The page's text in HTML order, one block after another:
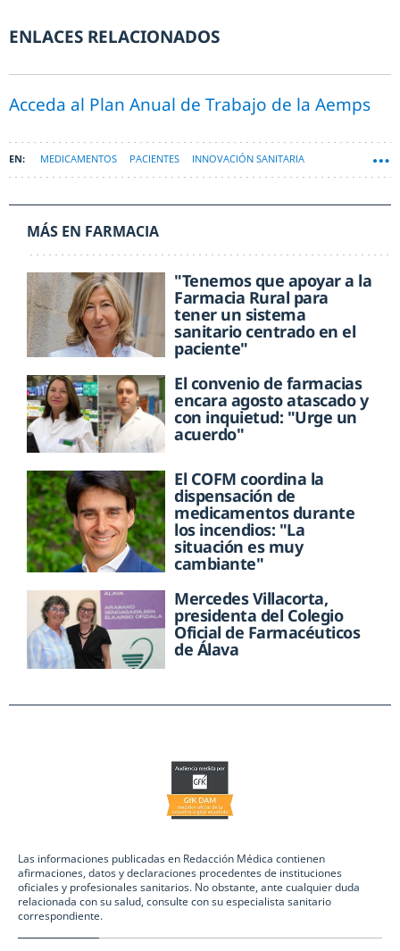
ENLACES RELACIONADOS
Acceda al Plan Anual de Trabajo de la Aemps
MEDICAMENTOS PACIENTES INNOVACIÓN SANITARIA
MÁS EN FARMACIA
"Tenemos que apoyar a la
Farmacia Rural para
tener un sistema
sanitario centrado en el
paciente"
El convenio de farmacias
encara agosto atascado y
con inquietud: "Urge un
acuerdo"
El COFM coordina la
dispensación de
medicamentos durante
los incendios: "La
situación es muy
cambiante"
Mercedes Villacorta,
presidenta del Colegio
Oficial de Farmacéuticos
de Álava
Las informaciones publicadas en Redacción Médica contienen
afirmaciones, datos y declaraciones procedentes de instituciones
oficiales y profesionales sanitarios. No obstante, ante cualquier duda
relacionada con su salud, consulte con su especialista sanitario
correspondiente.